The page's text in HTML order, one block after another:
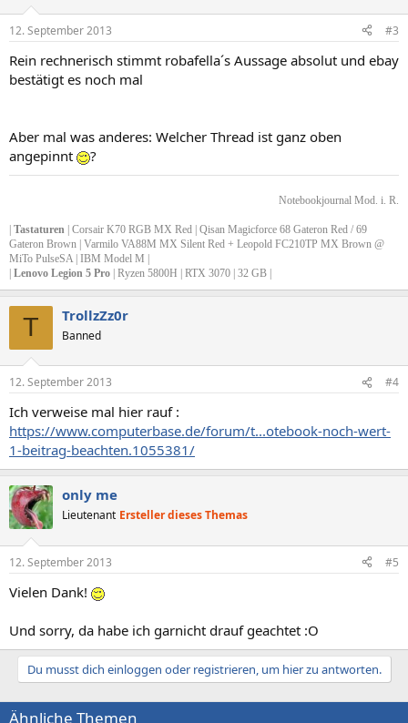
12. September 2013 #3
Rein rechnerisch stimmt robafella´s Aussage absolut und ebay
bestätigt es noch mal
Aber mal was anderes: Welcher Thread ist ganz oben
angepinnt
?
Notebookjournal Mod. i. R.
| Tastaturen | Corsair K70 RGB MX Red | Qisan Magicforce 68 Gateron Red / 69
Gateron Brown | Varmilo VA88M MX Silent Red + Leopold FC210TP MX Brown @
MiTo PulseSA | IBM Model M |
| Lenovo Legion 5 Pro | Ryzen 5800H | RTX 3070 | 32 GB |
T TrollzZz0r
Banned
12. September 2013 #4
Ich verweise mal hier rauf :
https://www.computerbase.de/forum/t...otebook-noch-wert-
1-beitrag-beachten.1055381/
only me
Lieutenant Ersteller dieses Themas
12. September 2013 #5
Vielen Dank!
Und sorry, da habe ich garnicht drauf geachtet :O
Du musst dich einloggen oder registrieren, um hier zu antworten.
Ähnliche Themen